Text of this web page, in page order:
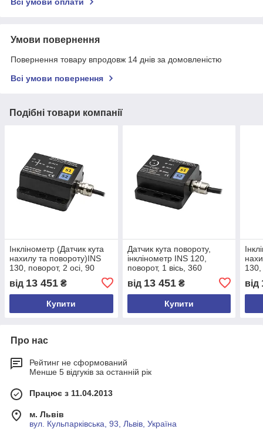
Умови повернення
Повернення товару впродовж 14 днів за домовленістю
Всі умови повернення
Подібні товари компанії
Інклінометр (Датчик кута
нахилу та повороту)INS
130, поворот, 2 осі, 90
градусів, 12-24 VDC, 4-20
mA, проти часової
від 13 451 ₴
Купити
Датчик кута повороту,
інклінометр INS 120,
поворот, 1 вісь, 360
градусів, 12-24 VDC, 4-20
mA, проти часової
від 13 451₴
Купити
130,
mA,
від
Про нас
Рейтинг не сформований
Менше 5 відгуків за останній рік
Працює з 11.04.2013
м. Львів
вул. Кульпарківська, 93, Львів, Україна